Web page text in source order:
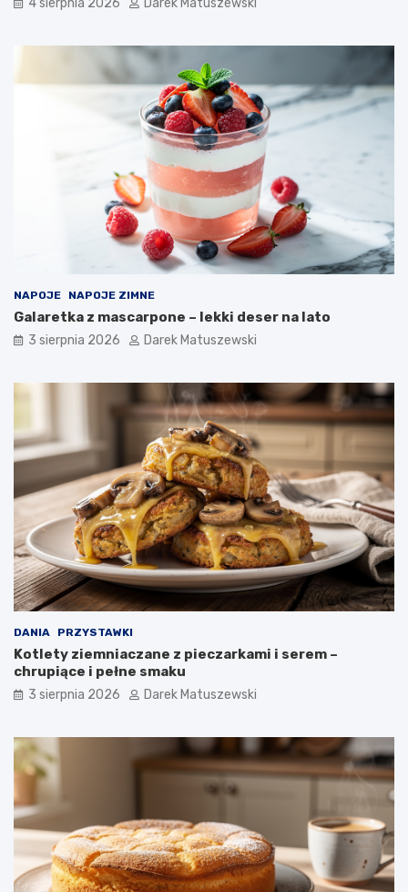
4 sierpnia 2026 Darek Matuszewski
NAPOJE NAPOJE ZIMNE
Galaretka z mascarpone – lekki deser na lato
3 sierpnia 2026 Darek Matuszewski
DANIA PRZYSTAWKI
Kotlety ziemniaczane z pieczarkami i serem –
chrupiące i pełne smaku
3 sierpnia 2026 Darek Matuszewski